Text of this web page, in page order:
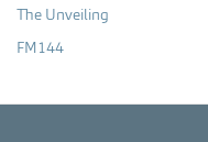
The Unveiling
FM144